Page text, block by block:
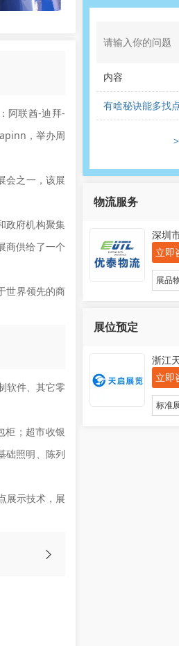
阿联酋-迪拜-
，举办周
会之一，该展
政府机构聚集
商供给了一个
世界领先的商
软件、其它零
柜；超市收银
础照明、陈列
展示技术，展
内容
有啥秘诀能多找
物流服务
深圳
立即
展品
展位预定
浙江
立即
标准